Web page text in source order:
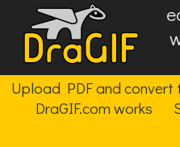
Upload PDF and convert
DraGIF.com works